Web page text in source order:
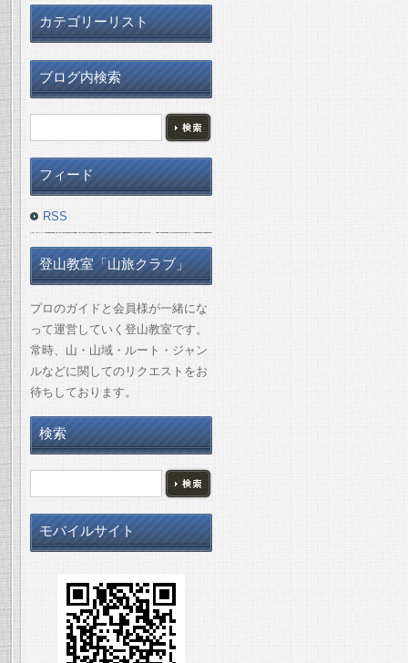
カテゴリーリスト
ブログ内検索
フィード
RSS
登山教室「山旅クラブ」
プロのガイドと会員様が一緒にな
って運営していく登山教室です。
常時、山・山域・ルート・ジャン
ルなどに関してのリクエストをお
待ちしております。
検索
モバイルサイト